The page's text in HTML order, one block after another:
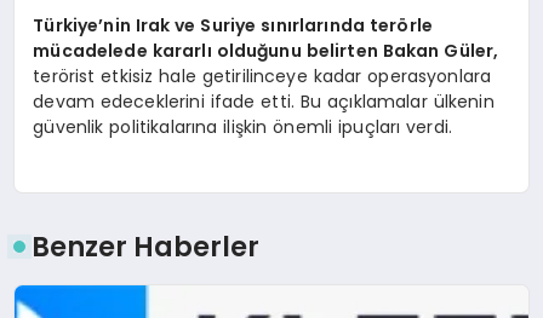
Türkiye’nin Irak ve Suriye sınırlarında terörle
mücadelede kararlı olduğunu belirten Bakan Güler,
terörist etkisiz hale getirilinceye kadar operasyonlara
devam edeceklerini ifade etti. Bu açıklamalar ülkenin
güvenlik politikalarına ilişkin önemli ipuçları verdi.
Benzer Haberler